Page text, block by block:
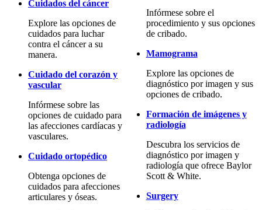
Cuidados del cáncer
Explore las opciones de
cuidados para luchar
contra el cáncer a su
manera.
Cuidado del corazón y
vascular
Infórmese sobre las
opciones de cuidado para
las afecciones cardíacas y
vasculares.
Cuidado ortopédico
Obtenga opciones de
cuidados para afecciones
articulares y óseas.
Infórmese sobre el
procedimiento y sus opciones
de cribado.
Mamograma
Explore las opciones de
diagnóstico por imagen y sus
opciones de cribado.
Formación de imágenes y
radiología
Descubra los servicios de
diagnóstico por imagen y
radiología que ofrece Baylor
Scott & White.
Surgery